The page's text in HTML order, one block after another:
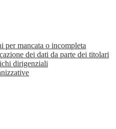
per mancata o incompleta
dei dati da parte dei titolari
dirigenziali